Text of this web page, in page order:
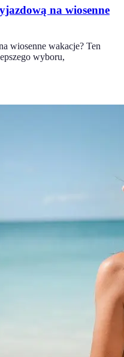
na wiosenne
wiosenne wakacje? Ten
wyboru,